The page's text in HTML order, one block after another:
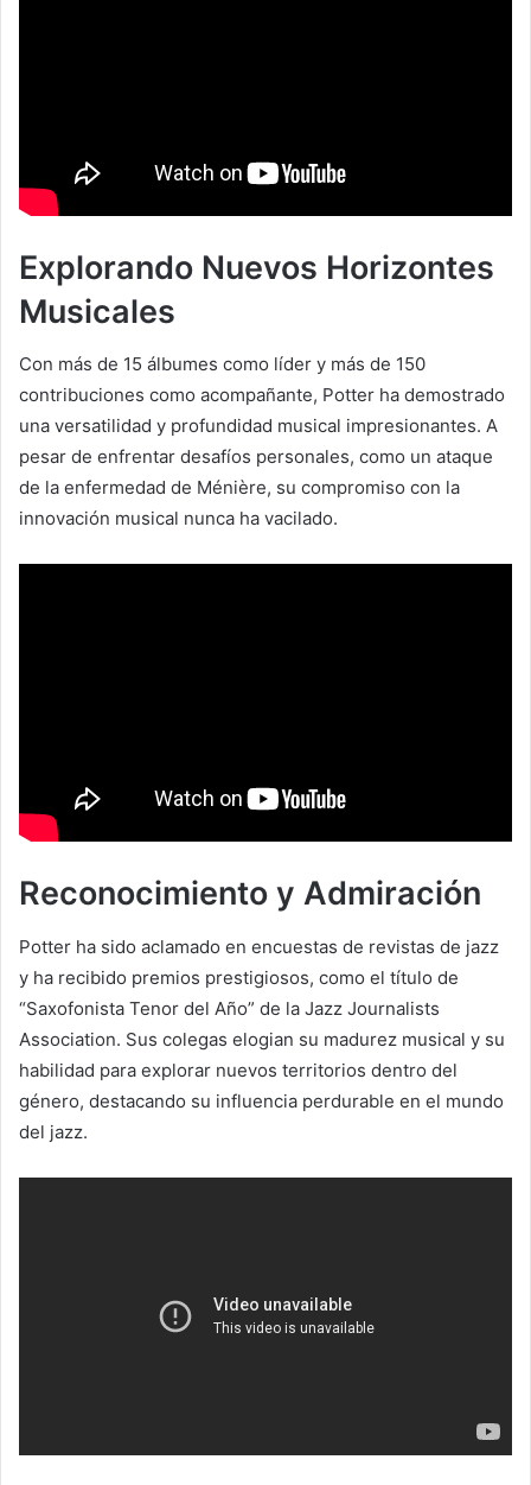
Explorando Nuevos Horizontes
Musicales
Con más de 15 álbumes como líder y más de 150
contribuciones como acompañante, Potter ha demostrado
una versatilidad y profundidad musical impresionantes. A
pesar de enfrentar desafíos personales, como un ataque
de la enfermedad de Ménière, su compromiso con la
innovación musical nunca ha vacilado.
Reconocimiento y Admiración
Potter ha sido aclamado en encuestas de revistas de jazz
y ha recibido premios prestigiosos, como el título de
“Saxofonista Tenor del Año” de la Jazz Journalists
Association. Sus colegas elogian su madurez musical y su
habilidad para explorar nuevos territorios dentro del
género, destacando su influencia perdurable en el mundo
del jazz.